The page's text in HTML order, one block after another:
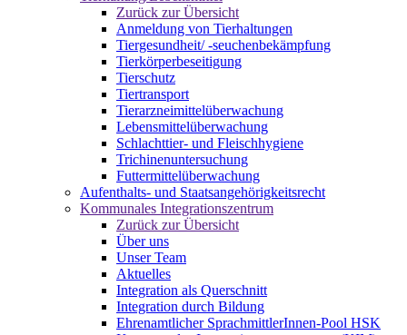
Zurück zur Übersicht
Anmeldung von Tierhaltungen
Tiergesundheit/ -seuchenbekämpfung
Tierkörperbeseitigung
Tierschutz
Tiertransport
Tierarzneimittelüberwachung
Lebensmittelüberwachung
Schlachttier- und Fleischhygiene
Trichinenuntersuchung
Futtermittelüberwachung
Aufenthalts- und Staatsangehörigkeitsrecht
Kommunales Integrationszentrum
Zurück zur Übersicht
Über uns
Unser Team
Aktuelles
Integration als Querschnitt
Integration durch Bildung
Ehrenamtlicher SprachmittlerInnen-Pool HSK